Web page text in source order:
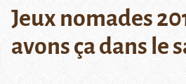
Jeux nomades
avons ça dans le